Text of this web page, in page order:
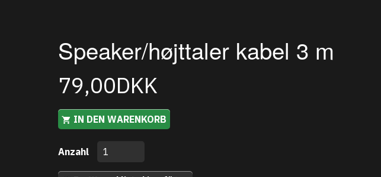
Speaker/højttaler kabel 3 m
79,00DKK
IN DEN WARENKORB
Anzahl